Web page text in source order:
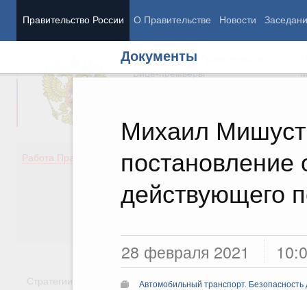
Правительство России О Правительстве Новости
Документы
Михаил
постановление
действующего
28 февраля 2021
Автомобильный транспорт.
Председатель Правительства
Вице-премьеры
Работа Правительства
Демография
Здоровье
Культура
Стратегии Государственные программы